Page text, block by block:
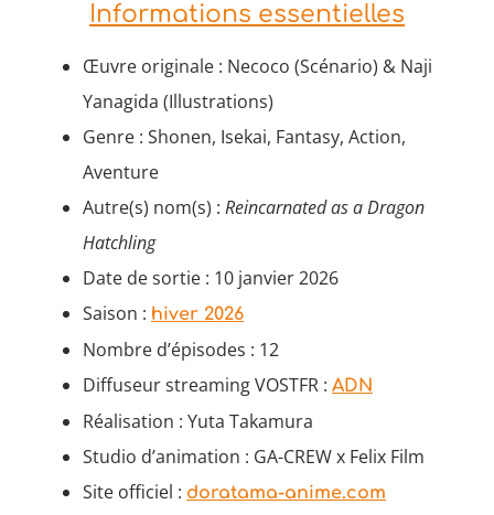
Informations essentielles
Œuvre originale : Necoco (Scénario) & Naji
Yanagida (Illustrations)
Genre : Shonen, Isekai, Fantasy, Action,
Aventure
Autre(s) nom(s) : Reincarnated as a Dragon
Hatchling
Date de sortie : 10 janvier 2026
Saison : hiver 2026
Nombre d’épisodes : 12
Diffuseur streaming VOSTFR : ADN
Réalisation : Yuta Takamura
Studio d’animation : GA-CREW x Felix Film
Site officiel : doratama-anime.com